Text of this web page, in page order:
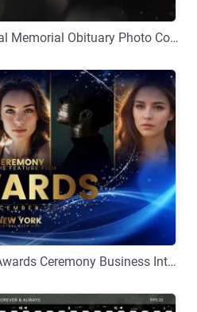
カスタマイズ Dark Elegant Mom Funeral Memorial Obituary Photo Collage Movie Slideshow
カスタマイズ Blue Golden Film Movie Awards Ceremony Business Intro Slideshow